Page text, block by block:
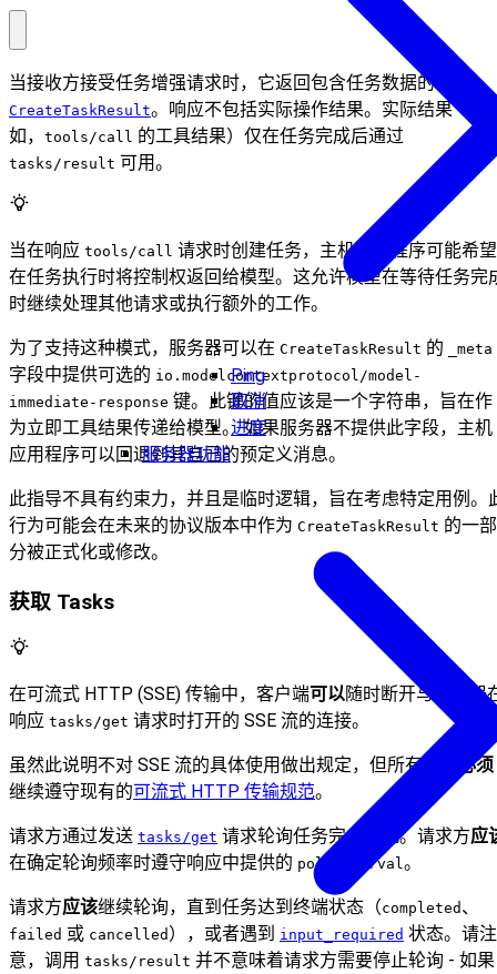
Ping
取消
进度
服务器功能
当接收方接受任务增强请求时，它返回包含任务数据的
CreateTaskResult。响应不包括实际操作结果。实际结果（例
如，
tools/call 的工具结果）仅在任务完成后通过
tasks/result 可用。
当在响应 tools/call 请求时创建任务，主机应用程序可能希望
在任务执行时将控制权返回给模型。这允许模型在等待任务完
时继续处理其他请求或执行额外的工作。
为了支持这种模式，服务器可以在 CreateTaskResult 的 _meta
字段中提供可选的 io.modelcontextprotocol/model-
immediate-response 键。此键的值应该是一个字符串，旨在作
为立即工具结果传递给模型。 如果服务器不提供此字段，主机
应用程序可以回退到其自己的预定义消息。
此指导不具有约束力，并且是临时逻辑，旨在考虑特定用例。
行为可能会在未来的协议版本中作为 CreateTaskResult 的一部
分被正式化或修改。
获取 Tasks
在可流式 HTTP (SSE) 传输中，客户端可以随时断开与服务器
响应 tasks/get 请求时打开的 SSE 流的连接。
虽然此说明不对 SSE 流的具体使用做出规定，但所有实施
必须
继续遵守现有的可流式 HTTP 传输规范。
请求方通过发送 tasks/get 请求轮询任务完成情况。请求方应
在确定轮询频率时遵守响应中提供的 pollInterval 。
请求方应该继续轮询，直到任务达到终端状态（completed 、
failed 或 cancelled ），或者遇到 input_required 状态。请注
意，调用 tasks/result 并不意味着请求方需要停止轮询 - 如果